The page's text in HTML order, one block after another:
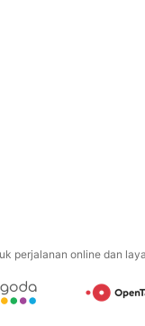
perjalanan online dan